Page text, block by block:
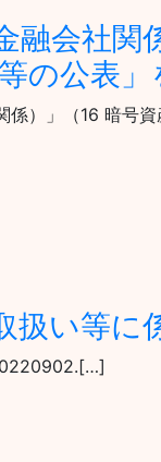
会社
の公表」
）」（16 暗号
い等に